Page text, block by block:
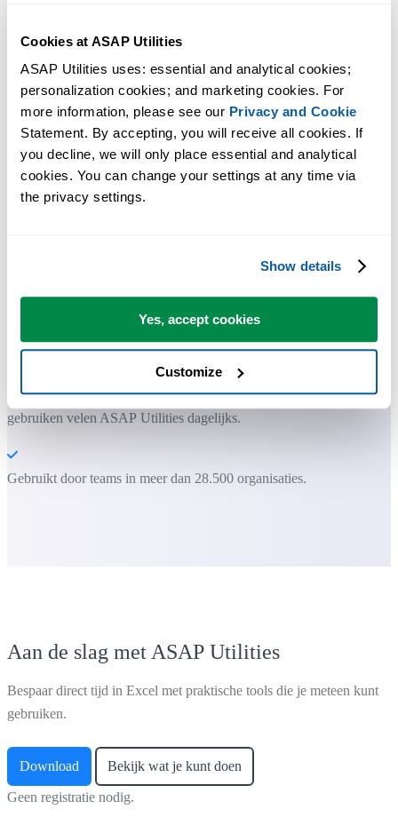
Cookies at ASAP Utilities
ASAP Utilities uses: essential and analytical cookies;
personalization cookies; and marketing cookies. For
more information, please see our Privacy and Cookie
Statement. By accepting, you will receive all cookies. If
you decline, we will only place essential and analytical
cookies. You can change your settings at any time via
the privacy settings.
Show details
Yes, accept cookies
Customize
Praktische tools die veel Excel-gebruikers in Excel missen.
Bespaar tijd in Excel. Snel en eenvoudig.
De meeste gebruikers beginnen met een paar tools. Uiteindelijk
gebruiken velen ASAP Utilities dagelijks.
Gebruikt door teams in meer dan 28.500 organisaties.
Aan de slag met ASAP Utilities
Bespaar direct tijd in Excel met praktische tools die je meteen kunt
gebruiken.
Download Bekijk wat je kunt doen
Geen registratie nodig.